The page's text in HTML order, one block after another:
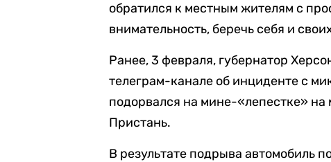
обратился к местным жителям с
внимательность, беречь себя и
Ранее, 3 февраля, губернатор
телеграм-канале об инциденте с
подорвался на мине-«лепестке»
Пристань.
В результате подрыва автомобиль